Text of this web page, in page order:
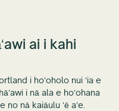
ai i kahi
i hoʻoholo nui ʻia e
i nā ala e hoʻohana
no nā kaiāulu ʻē aʻe.